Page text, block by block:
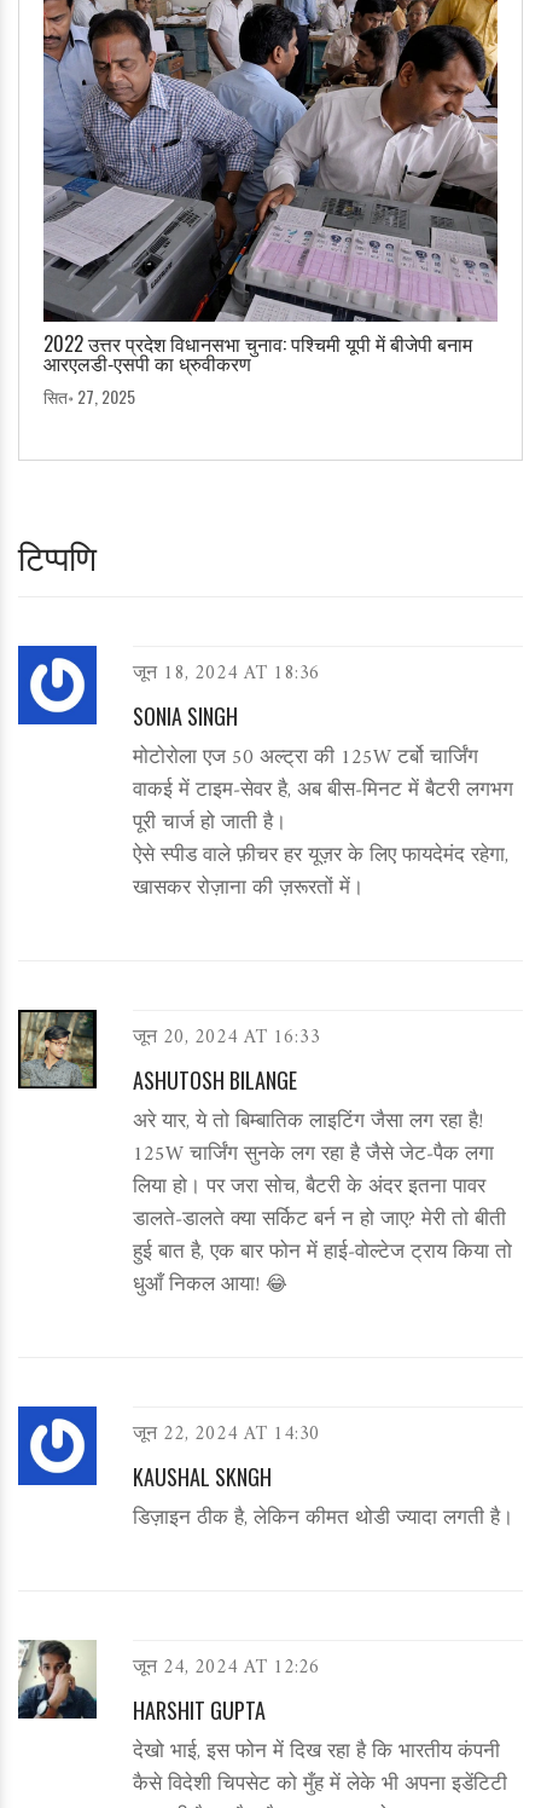
2022 उत्तर प्रदेश विधानसभा चुनाव: पश्चिमी यूपी में बीजेपी बनाम
आरएलडी‑एसपी का ध्रुवीकरण
सित॰ 27, 2025
टिप्पणि
जून 18, 2024 AT 18:36
SONIA SINGH
मोटोरोला एज 50 अल्ट्रा की 125W टर्बो चार्जिंग
वाकई में टाइम‑सेवर है, अब बीस‑मिनट में बैटरी लगभग
पूरी चार्ज हो जाती है।
ऐसे स्पीड वाले फ़ीचर हर यूज़र के लिए फायदेमंद रहेगा,
खासकर रोज़ाना की ज़रूरतों में।
जून 20, 2024 AT 16:33
ASHUTOSH BILANGE
अरे यार, ये तो बिम्बातिक लाइटिंग जैसा लग रहा है!
125W चार्जिंग सुनके लग रहा है जैसे जेट‑पैक लगा
लिया हो। पर जरा सोच, बैटरी के अंदर इतना पावर
डालते‑डालते क्या सर्किट बर्न न हो जाए? मेरी तो बीती
हुई बात है, एक बार फोन में हाई‑वोल्टेज ट्राय किया तो
धुआँ निकल आया! 😂
जून 22, 2024 AT 14:30
KAUSHAL SKNGH
डिज़ाइन ठीक है, लेकिन कीमत थोडी ज्यादा लगती है।
जून 24, 2024 AT 12:26
HARSHIT GUPTA
देखो भाई, इस फोन में दिख रहा है कि भारतीय कंपनी
कैसे विदेशी चिपसेट को मुँह में लेके भी अपना इडेंटिटी